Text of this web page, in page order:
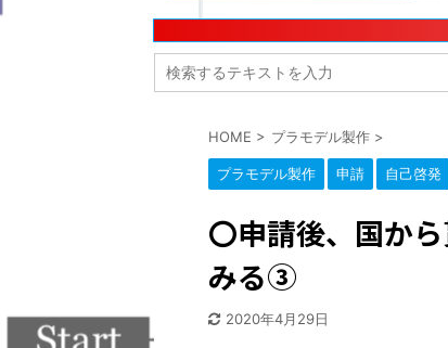
HOME > プラモデル製作 >
プラモデル製作 申請 自己啓発
〇申請後、国か
みる③
2020年4月29日